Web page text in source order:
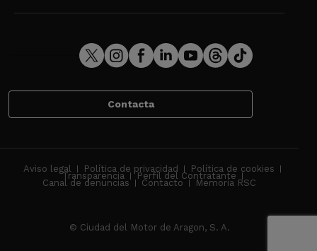
Contacta
Aviso legal Política de privacidad Política de cookies
Transparencia Perfil del Contratante
Canal de denuncias Contacto Memoria RSC
© Ciudad del Motor de Aragon, S. A.